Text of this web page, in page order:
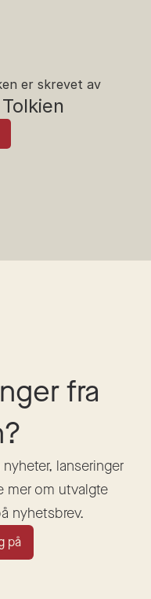
er skrevet av
fra
lanseringer
mer om utvalgte
nyhetsbrev.
på